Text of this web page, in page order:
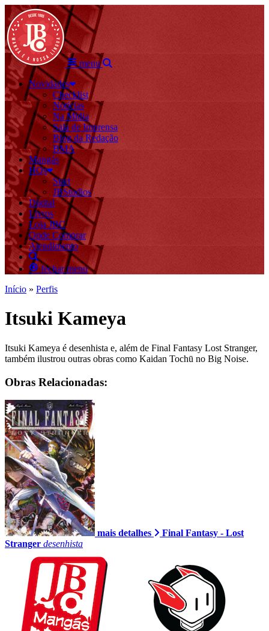
menu
Novidades
Checklist
Notícias
Na Mídia
Sala de Imprensa
Blog da Redação
BMA
Mangás
HQs
Start
JBStudios
Digital
Livros
Loja JBC
Onde Comprar
Atendimento
fechar menu
Início » Perfis
Itsuki Kameya
Itsuki Kameya é desenhista e, além de Final Fantasy Lost Stranger,
também ilustrou outras obras como Kaidan Tochū no Big Noise.
Obras Relacionadas:
mais detalhes
Final Fantasy - Lost
Stranger desenhista